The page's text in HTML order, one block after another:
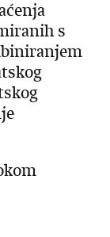
s